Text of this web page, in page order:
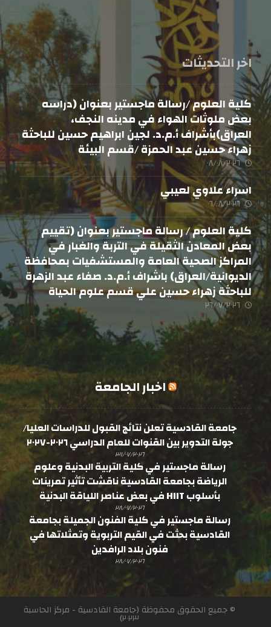
اخر التحديثات
كلية العلوم /رسالة ماجستير بعنوان (دراسه
بعض ملوثات الهواء في مدينه النجف،
العراق)بأشراف أ.م.د. لجين ابراهيم حسين للباحثة
زهراء حسين عبد الحمزة /قسم البيئة
٠٨/٠٨/٢٠٢٦
اسراء علاوي لعيبي
٠٦/٠٨/٢٠٢٦
كلية العلوم / رسالة ماجستير بعنوان (تقييم
بعض المعادن الثقيلة في التربة والغبار في
المراكز الصحية العامة والمستشفيات بمحافظة
الديوانية/العراق) باشراف أ.م.د. صفاء عبد الزهرة
للباحثة زهراء حسين علي قسم علوم الحياة
٢٦/٠٧/٢٠٢٦
اخبار الجامعة
جامعة القادسية تعلن نتائج القبول للدراسات العليا/
جولة التدوير بين القنوات للعام الدراسي ٢٠٢٦-٢٠٢٧
٣١/٠٧/٢٠٢٦
رسالة ماجستير في كلية التربية البدنية وعلوم
الرياضة بجامعة القادسية ناقشت تأثير تمرينات
بأسلوب HIIT في بعض عناصر اللياقة البدنية
٢٨/٠٧/٢٠٢٦
رسالة ماجستير في كلية الفنون الجميلة بجامعة
القادسية بحثت في القيم التربوية وتمثلاتها في
فنون بلاد الرافدين
٢٨/٠٧/٢٠٢٦
© جميع الحقوق محفوظة (جامعة القادسية - مركز الحاسبة
٢٠٢٣)